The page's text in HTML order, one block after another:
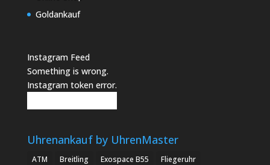
Goldankauf
Instagram Feed
Something is wrong.
Instagram token error.
Uhrenankauf by UhrenMaster
ATM Breitling Exospace B55 Fliegeruhr